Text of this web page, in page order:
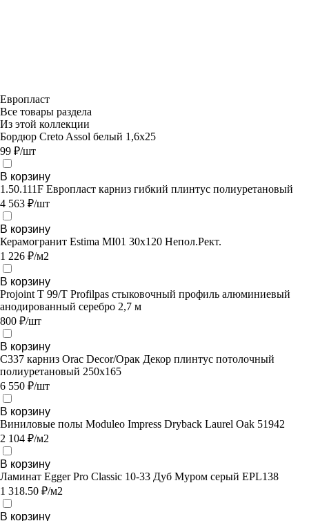
Европласт
Все товары раздела
Из этой коллекции
Бордюр Creto Assol белый 1,6х25
99 ₽/шт
В корзину
1.50.111F Европласт карниз гибкий плинтус полиуретановый
4 563 ₽/шт
В корзину
Керамогранит Estima MI01 30x120 Непол.Рект.
1 226 ₽/м2
В корзину
Projoint T 99/T Profilpas стыковочный профиль алюминиевый
анодированный серебро 2,7 м
800 ₽/шт
В корзину
C337 карниз Orac Decor/Орак Декор плинтус потолочный
полиуретановый 250х165
6 550 ₽/шт
В корзину
Виниловые полы Moduleo Impress Dryback Laurel Oak 51942
2 104 ₽/м2
В корзину
Ламинат Egger Pro Classic 10-33 Дуб Муром серый EPL138
1 318.50 ₽/м2
В корзину